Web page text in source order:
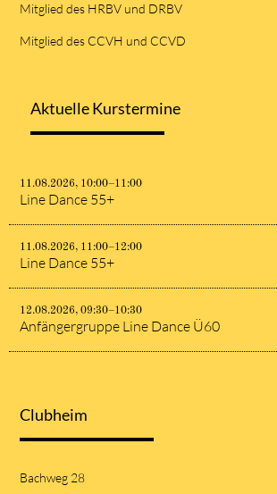
Mitglied des HRBV und DRBV
Mitglied des CCVH und CCVD
Aktuelle Kurstermine
11.08.2026, 10:00–11:00
Line Dance 55+
11.08.2026, 11:00–12:00
Line Dance 55+
12.08.2026, 09:30–10:30
Anfängergruppe Line Dance Ü60
Clubheim
Bachweg 28